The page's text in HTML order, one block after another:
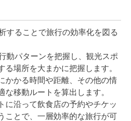
することで旅行の効率化を図る
動パターンを把握し、観光スポ
る場所を大まかに把握します。
かかる時間や距離、その他の情
な移動ルートを算出します。
に沿って飲食店の予約やチケッ
ことで、一層効率的な旅行が可